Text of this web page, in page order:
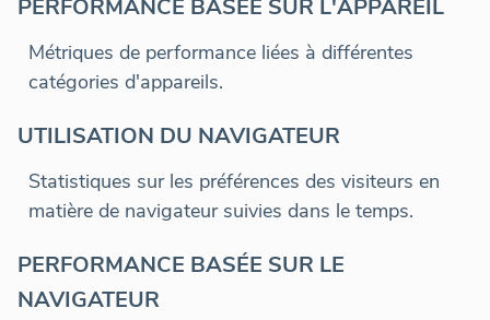
PERFORMANCE BASÉE SUR L'APPAREIL
Métriques de performance liées à différentes
catégories d'appareils.
UTILISATION DU NAVIGATEUR
Statistiques sur les préférences des visiteurs en
matière de navigateur suivies dans le temps.
PERFORMANCE BASÉE SUR LE
NAVIGATEUR